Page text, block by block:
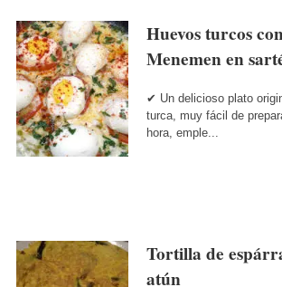
Huevos turcos
Menemen en
✔ Un delicioso plato
turca, muy fácil de
hora, emple...
Tortilla de
atún